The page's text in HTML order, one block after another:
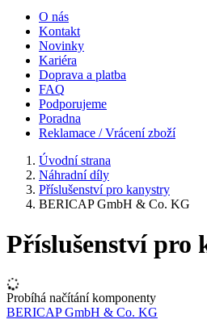
O nás
Kontakt
Novinky
Kariéra
Doprava a platba
FAQ
Podporujeme
Poradna
Reklamace / Vrácení zboží
Úvodní strana
Náhradní díly
Příslušenství pro kanystry
BERICAP GmbH & Co. KG
Příslušenství pro
Probíhá načítání komponenty
BERICAP GmbH & Co. KG